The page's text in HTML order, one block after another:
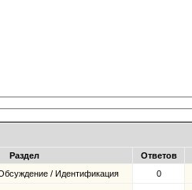
Раздел Ответов
/ Идентификация 0